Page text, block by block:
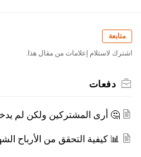
متابعة
اشترك لاستلام إعلامات من مقال هذا.
دفعات
🤔 أرى المشتركين ولكن لم
📊 كيفية التحقق من الأرباح